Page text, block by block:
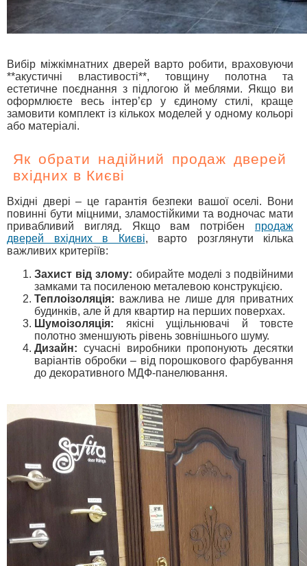
Вибір міжкімнатних дверей варто робити, враховуючи
**акустичні властивості**, товщину полотна та
естетичне поєднання з підлогою й меблями. Якщо ви
оформлюєте весь інтер’єр у єдиному стилі, краще
замовити комплект із кількох моделей у одному кольорі
або матеріалі.
Як обрати надійний продаж дверей
вхідних в Києві
Вхідні двері – це гарантія безпеки вашої оселі. Вони
повинні бути міцними, зламостійкими та водночас мати
привабливий вигляд. Якщо вам потрібен продаж
дверей вхідних в Києві, варто розглянути кілька
важливих критеріїв:
Захист від злому: обирайте моделі з подвійними
замками та посиленою металевою конструкцією.
Теплоізоляція: важлива не лише для приватних
будинків, але й для квартир на перших поверхах.
Шумоізоляція: якісні ущільнювачі й товсте
полотно зменшують рівень зовнішнього шуму.
Дизайн: сучасні виробники пропонують десятки
варіантів обробки – від порошкового фарбування
до декоративного МДФ-панелювання.